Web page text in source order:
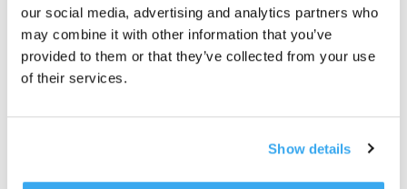
our social media, advertising and analytics partners who
may combine it with other information that you’ve
provided to them or that they’ve collected from your use
of their services.
Show details
Assurez-vous que l’adresse fournie est correcte. Le jour de la
livraison, vous pouvez utiliser le numéro de suivi de votre
commande pour suivre le statut de livraison du colis sur le site
Web de la société de transport. Si vous êtes absent de votre
récépissé de livraison. En cas de questions, contactez le